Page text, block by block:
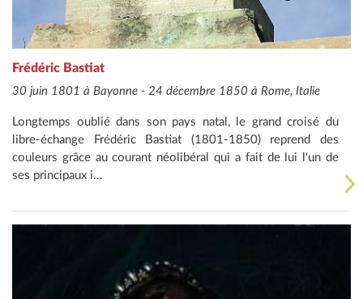
Frédéric Bastiat
30 juin 1801 à Bayonne - 24 décembre 1850 à Rome, Italie
Longtemps oublié dans son pays natal, le grand croisé du
libre-échange Frédéric Bastiat (1801-1850) reprend des
couleurs grâce au courant néolibéral qui a fait de lui l'un de
ses principaux i...